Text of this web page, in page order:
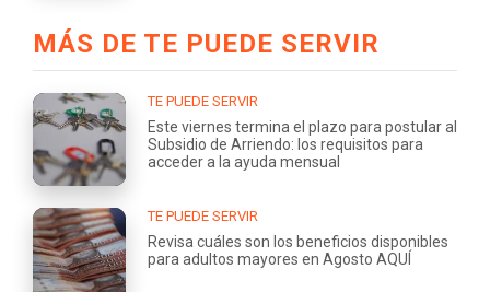
MÁS DE TE PUEDE SERVIR
TE PUEDE SERVIR
Este viernes termina el plazo para postular al
Subsidio de Arriendo: los requisitos para
acceder a la ayuda mensual
TE PUEDE SERVIR
Revisa cuáles son los beneficios disponibles
para adultos mayores en Agosto AQUÍ